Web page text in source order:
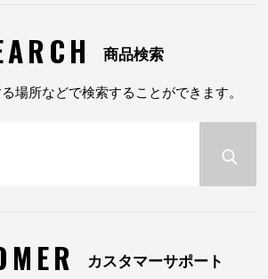
商品検索
場所などで検索することができます。
カスタマーサポート